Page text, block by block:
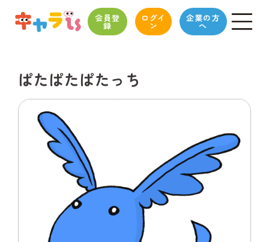
会員登
録
ログイ
ン
企業の方
へ
ぱたぱたぱたっち